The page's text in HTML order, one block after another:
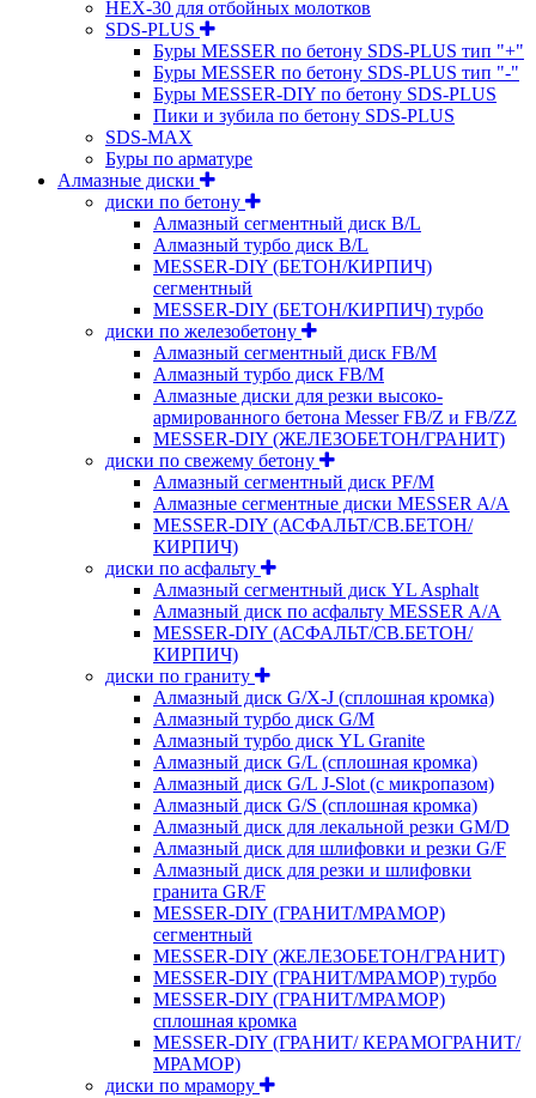
HEX-30 для отбойных молотков
SDS-PLUS
Буры MESSER по бетону SDS-PLUS тип "+"
Буры MESSER по бетону SDS-PLUS тип "-"
Буры MESSER-DIY по бетону SDS-PLUS
Пики и зубила по бетону SDS-PLUS
SDS-MAX
Буры по арматуре
Алмазные диски
диски по бетону
Алмазный сегментный диск B/L
Алмазный турбо диск B/L
MESSER-DIY (БЕТОН/КИРПИЧ)
сегментный
MESSER-DIY (БЕТОН/КИРПИЧ) турбо
диски по железобетону
Алмазный сегментный диск FB/M
Алмазный турбо диск FB/M
Алмазные диски для резки высоко-
армированного бетона Messer FB/Z и FB/ZZ
MESSER-DIY (ЖЕЛЕЗОБЕТОН/ГРАНИТ)
диски по свежему бетону
Алмазный сегментный диск PF/M
Алмазные сегментные диски MESSER A/A
MESSER-DIY (АСФАЛЬТ/СВ.БЕТОН/
КИРПИЧ)
диски по асфальту
Алмазный сегментный диск YL Asphalt
Алмазный диск по асфальту MESSER A/A
MESSER-DIY (АСФАЛЬТ/СВ.БЕТОН/
КИРПИЧ)
диски по граниту
Алмазный диск G/X-J (сплошная кромка)
Алмазный турбо диск G/M
Алмазный турбо диск YL Granite
Алмазный диск G/L (сплошная кромка)
Алмазный диск G/L J-Slot (с микропазом)
Алмазный диск G/S (сплошная кромка)
Алмазный диск для лекальной резки GM/D
Алмазный диск для шлифовки и резки G/F
Алмазный диск для резки и шлифовки
гранита GR/F
MESSER-DIY (ГРАНИТ/МРАМОР)
сегментный
MESSER-DIY (ЖЕЛЕЗОБЕТОН/ГРАНИТ)
MESSER-DIY (ГРАНИТ/МРАМОР) турбо
MESSER-DIY (ГРАНИТ/МРАМОР)
сплошная кромка
MESSER-DIY (ГРАНИТ/ КЕРАМОГРАНИТ/
МРАМОР)
диски по мрамору